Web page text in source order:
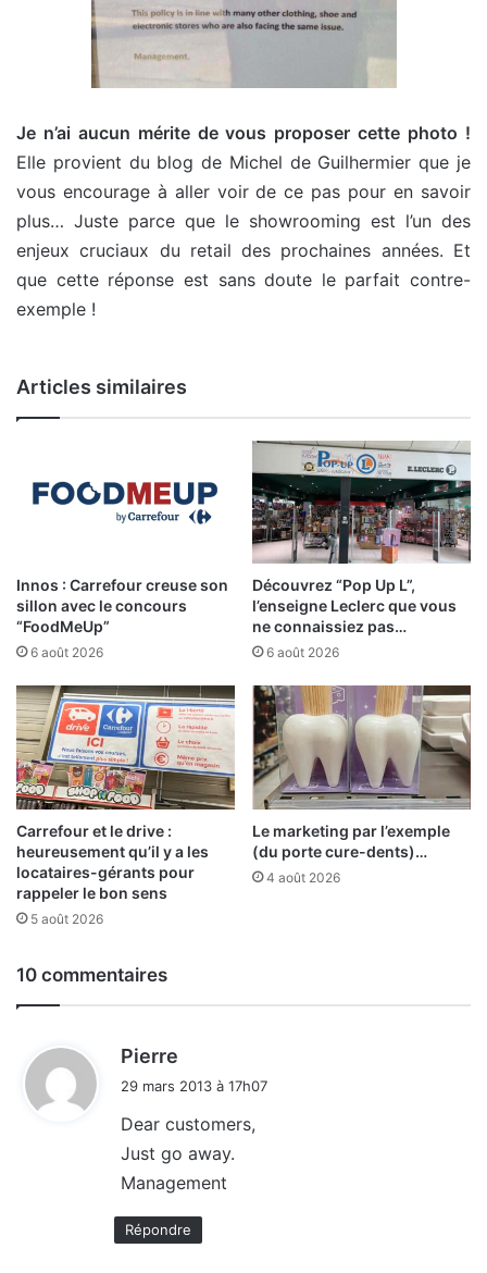
Je n’ai aucun mérite de vous proposer cette photo !
Elle provient du blog de Michel de Guilhermier que je
vous encourage à aller voir de ce pas pour en savoir
plus… Juste parce que le showrooming est l’un des
enjeux cruciaux du retail des prochaines années. Et
que cette réponse est sans doute le parfait contre-
exemple !
Articles similaires
Innos : Carrefour creuse son
sillon avec le concours
“FoodMeUp”
6 août 2026
Découvrez “Pop Up L”,
l’enseigne Leclerc que vous
ne connaissiez pas…
6 août 2026
Carrefour et le drive :
heureusement qu’il y a les
locataires-gérants pour
rappeler le bon sens
5 août 2026
Le marketing par l’exemple
(du porte cure-dents)…
4 août 2026
10 commentaires
Pierre
:
29 mars 2013 à 17h07
Dear customers,
Just go away.
Management
Répondre